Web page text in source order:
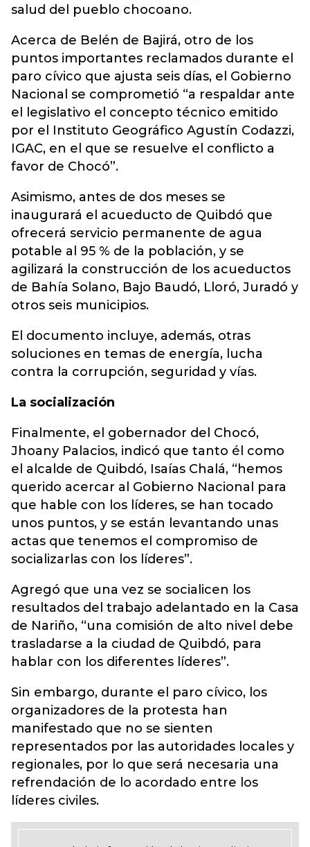
salud del pueblo chocoano.
Acerca de Belén de Bajirá, otro de los
puntos importantes reclamados durante el
paro cívico que ajusta seis días, el Gobierno
Nacional se comprometió “a respaldar ante
el legislativo el concepto técnico emitido
por el Instituto Geográfico Agustín Codazzi,
IGAC, en el que se resuelve el conflicto a
favor de Chocó”.
Asimismo, antes de dos meses se
inaugurará el acueducto de Quibdó que
ofrecerá servicio permanente de agua
potable al 95 % de la población, y se
agilizará la construcción de los acueductos
de Bahía Solano, Bajo Baudó, Lloró, Juradó y
otros seis municipios.
El documento incluye, además, otras
soluciones en temas de energía, lucha
contra la corrupción, seguridad y vías.
La socialización
Finalmente, el gobernador del Chocó,
Jhoany Palacios, indicó que tanto él como
el alcalde de Quibdó, Isaías Chalá, “hemos
querido acercar al Gobierno Nacional para
que hable con los líderes, se han tocado
unos puntos, y se están levantando unas
actas que tenemos el compromiso de
socializarlas con los líderes”.
Agregó que una vez se socialicen los
resultados del trabajo adelantado en la Casa
de Nariño, “una comisión de alto nivel debe
trasladarse a la ciudad de Quibdó, para
hablar con los diferentes líderes”.
Sin embargo, durante el paro cívico, los
organizadores de la protesta han
manifestado que no se sienten
representados por las autoridades locales y
regionales, por lo que será necesaria una
refrendación de lo acordado entre los
líderes civiles.